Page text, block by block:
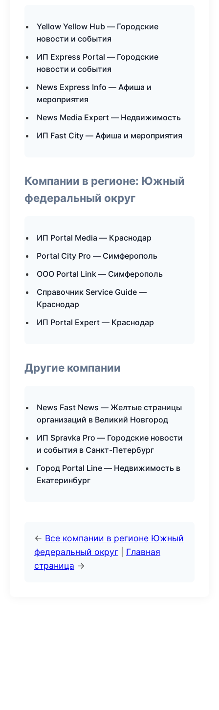
Yellow Yellow Hub — Городские
новости и события
ИП Express Portal — Городские
новости и события
News Express Info — Афиша и
мероприятия
News Media Expert — Недвижимость
ИП Fast City — Афиша и мероприятия
Компании в регионе: Южный
федеральный округ
ИП Portal Media — Краснодар
Portal City Pro — Симферополь
ООО Portal Link — Симферополь
Справочник Service Guide —
Краснодар
ИП Portal Expert — Краснодар
Другие компании
News Fast News — Желтые страницы
организаций в Великий Новгород
ИП Spravka Pro — Городские новости
и события в Санкт-Петербург
Город Portal Line — Недвижимость в
Екатеринбург
← Все компании в регионе Южный
федеральный округ
Главная
страница →